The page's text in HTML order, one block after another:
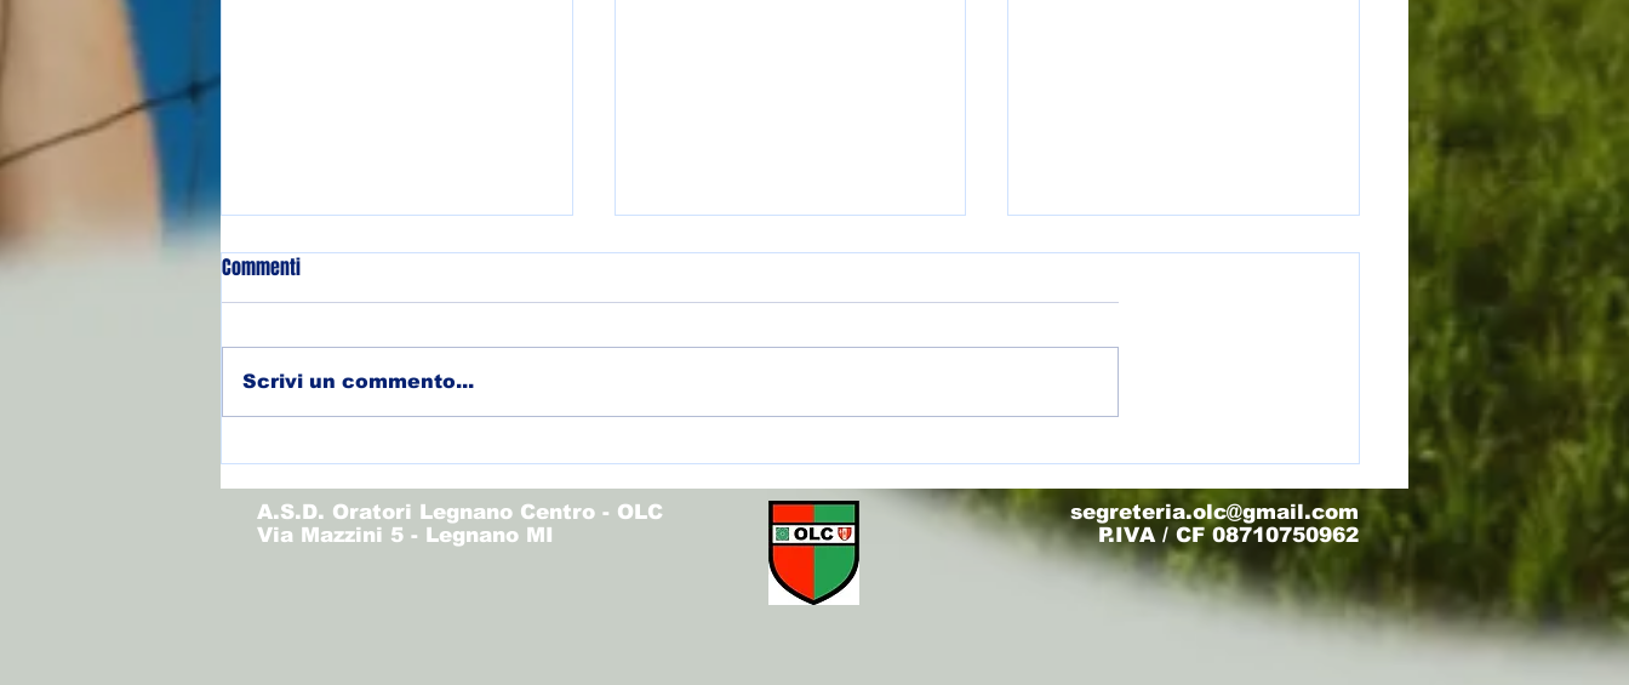
(Allievi) Torneo Olimpo - Finale
3/4
Commenti
Scrivi un commento...
A.S.D. Oratori Legnano Centro - OLC
Via Mazzini 5 - Legnano MI
segreteria.olc@gmail.com
P.IVA / CF 08710750962